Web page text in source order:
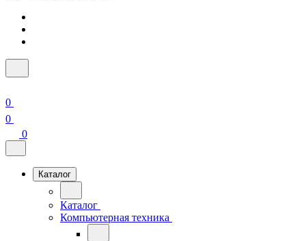
0
0
0
Каталог
Каталог
Компьютерная техника